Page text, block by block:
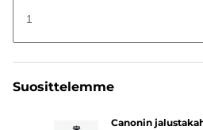
1
Suosittelemme
Canonin